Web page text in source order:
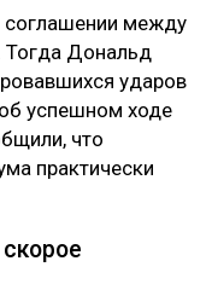
между
Дональд
ударов
успешном ходе
что
практически